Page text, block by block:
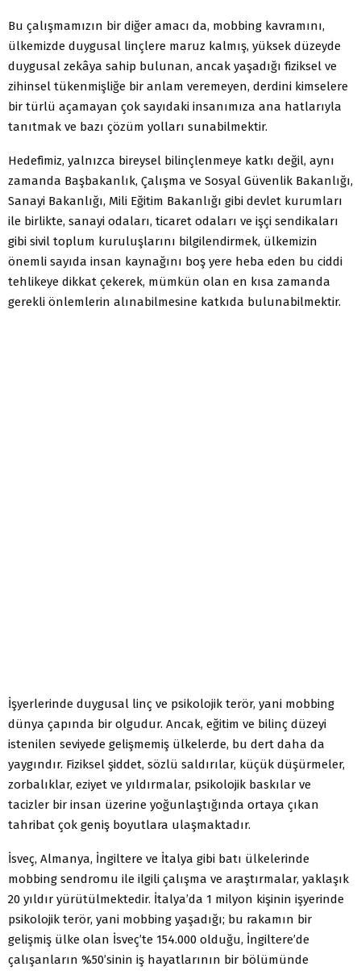
Bu çalışmamızın bir diğer amacı da, mobbing kavramını,
ülkemizde duygusal linçlere maruz kalmış, yüksek düzeyde
duygusal zekâya sahip bulunan, ancak yaşadığı fiziksel ve
zihinsel tükenmişliğe bir anlam veremeyen, derdini kimselere
bir türlü açamayan çok sayıdaki insanımıza ana hatlarıyla
tanıtmak ve bazı çözüm yolları sunabilmektir.
Hedefimiz, yalnızca bireysel bilinçlenmeye katkı değil, aynı
zamanda Başbakanlık, Çalışma ve Sosyal Güvenlik Bakanlığı,
Sanayi Bakanlığı, Mili Eğitim Bakanlığı gibi devlet kurumları
ile birlikte, sanayi odaları, ticaret odaları ve işçi sendikaları
gibi sivil toplum kuruluşlarını bilgilendirmek, ülkemizin
önemli sayıda insan kaynağını boş yere heba eden bu ciddi
tehlikeye dikkat çekerek, mümkün olan en kısa zamanda
gerekli önlemlerin alınabilmesine katkıda bulunabilmektir.
İşyerlerinde duygusal linç ve psikolojik terör, yani mobbing
dünya çapında bir olgudur. Ancak, eğitim ve bilinç düzeyi
istenilen seviyede gelişmemiş ülkelerde, bu dert daha da
yaygındır. Fiziksel şiddet, sözlü saldırılar, küçük düşürmeler,
zorbalıklar, eziyet ve yıldırmalar, psikolojik baskılar ve
tacizler bir insan üzerine yoğunlaştığında ortaya çıkan
tahribat çok geniş boyutlara ulaşmaktadır.
İsveç, Almanya, İngiltere ve İtalya gibi batı ülkelerinde
mobbing sendromu ile ilgili çalışma ve araştırmalar, yaklaşık
20 yıldır yürütülmektedir. İtalya’da 1 milyon kişinin işyerinde
psikolojik terör, yani mobbing yaşadığı; bu rakamın bir
gelişmiş ülke olan İsveç’te 154.000 olduğu, İngiltere’de
çalışanların %50’sinin iş hayatlarının bir bölümünde